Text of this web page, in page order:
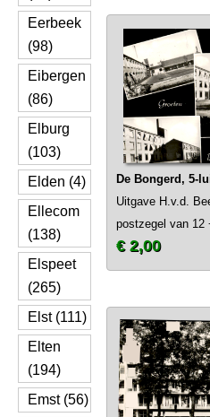
Eerbeek
(98)
Eibergen
(86)
Elburg
(103)
Elden (4)
Ellecom
(138)
Elspeet
(265)
Elst (111)
Elten
(194)
Emst (56)
De Bongerd, 5-
Uitgave H.v.d.
postzegel van 12
€ 2,00